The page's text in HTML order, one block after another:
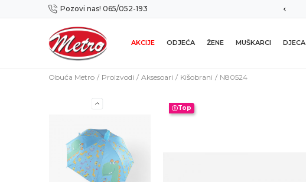
Pozovi nas! 065/052-193
Preuzmi NOVU Metro mobilnu aplikaciju!
AKCIJE ODJEĆA ŽENE MUŠKARCI DJECA
Obuća Metro Proizvodi Aksesoari Kišobrani N80524
Top